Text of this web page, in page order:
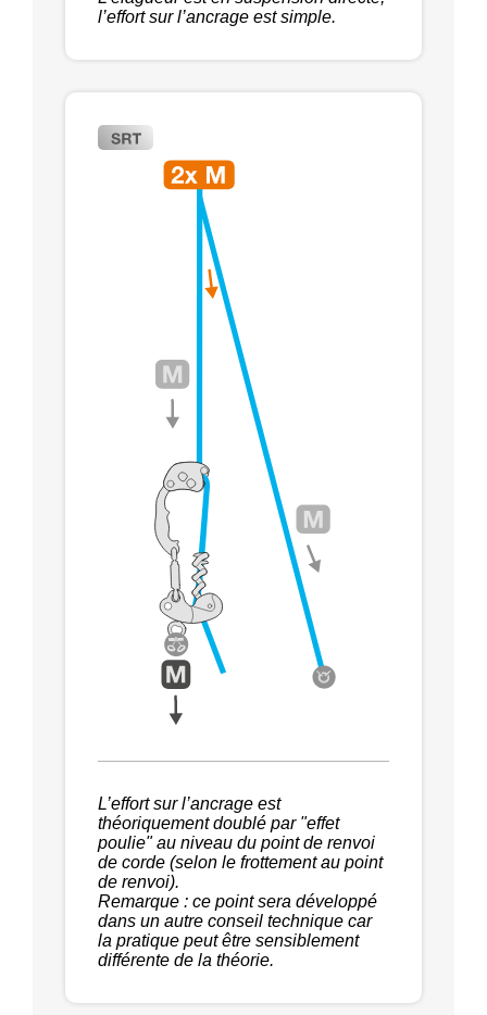
l’effort sur l’ancrage est simple.
L’effort sur l’ancrage est
théoriquement doublé par "effet
poulie" au niveau du point de renvoi
de corde (selon le frottement au point
de renvoi).
Remarque : ce point sera développé
dans un autre conseil technique car
la pratique peut être sensiblement
différente de la théorie.